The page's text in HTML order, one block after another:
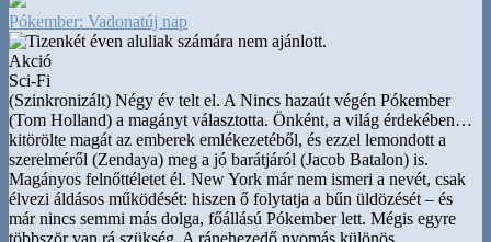
Pókember: Vadonatúj nap
Akció
Sci-Fi
(Szinkronizált) Négy év telt el. A Nincs hazaút végén Pókember
(Tom Holland) a magányt választotta. Önként, a világ érdekében…
kitörölte magát az emberek emlékezetéből, és ezzel lemondott a
szerelméről (Zendaya) meg a jó barátjáról (Jacob Batalon) is.
Magányos felnőttéletet él. New York már nem ismeri a nevét, csak
élvezi áldásos működését: hiszen ő folytatja a bűn üldözését – és
már nincs semmi más dolga, főállású Pókember lett. Mégis egyre
többször van rá szükség. A ránehezedő nyomás különös